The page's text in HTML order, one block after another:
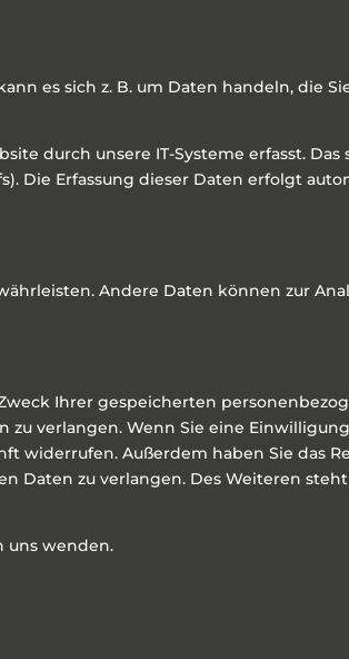
es sich z. B. um Daten handeln, die
durch unsere IT-Systeme erfasst. Das
Die Erfassung dieser Daten erfolgt
Andere Daten können zur
Ihrer gespeicherten
zu verlangen. Wenn Sie eine
widerrufen. Außerdem haben Sie das
Daten zu verlangen. Des Weiteren
uns wenden.